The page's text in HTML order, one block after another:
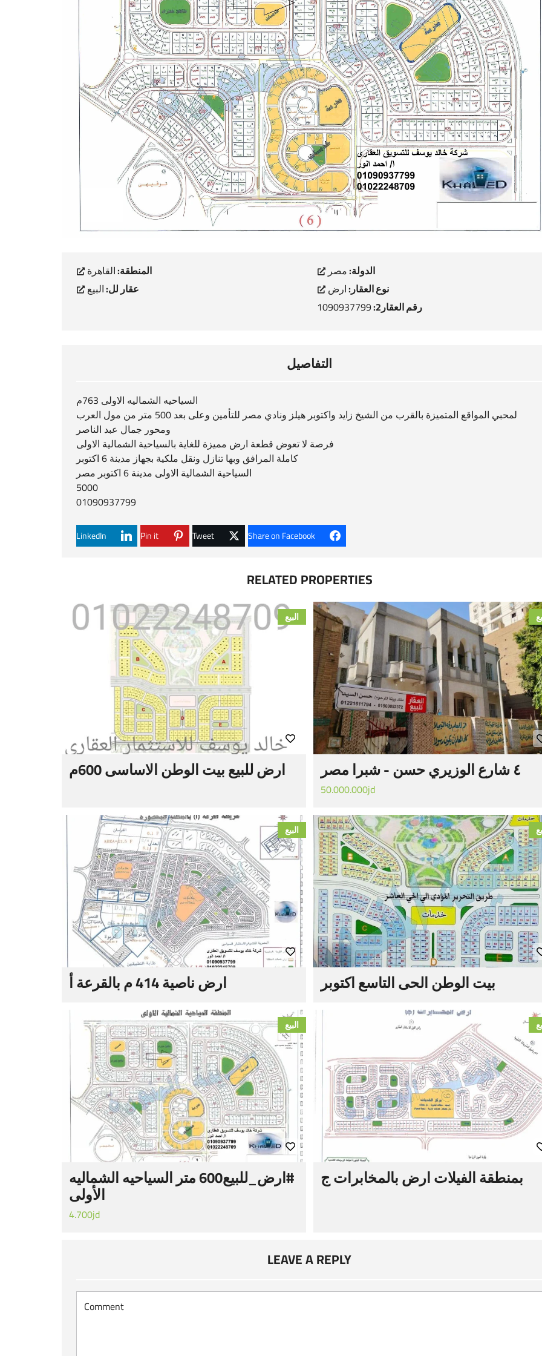
الدولة:مصر المنطقة:القاهرة
نوع العقار:ارض عقار لل:البيع
رقم العقار2: 1090937799
التفاصيل
السياحيه الشماليه الاولى 763م
لمحبي المواقع المتميزة بالقرب من الشيخ زايد واكتوبر هيلز ونادي مصر للتأمين وعلى بعد 500 متر من مول العرب
ومحور جمال عبد الناصر
فرصة لا تعوض قطعة ارض مميزة للغاية بالسياحية الشمالية الاولى
كاملة المرافق وبها تنازل ونقل ملكية بجهاز مدينة 6 اكتوبر
السياحية الشمالية الاولى مدينة 6 اكتوبر مصر
5000
01090937799
Share on Facebook
Tweet
Pin it
LinkedIn
RELATED PROPERTIES
٤ شارع الوزيري حسن - شبرا مصر
50.000.000jd
البيع
ارض للبيع بيت الوطن الاساسى 600م
بيت الوطن الحى التاسع اكتوبر
البيع
ارض ناصية 414 م بالقرعة أ
بمنطقة الفيلات ارض بالمخابرات ج
البيع
#‏ارض_للبيع‬600 متر السياحيه الشماليه
الأولى
4.700jd
LEAVE A REPLY